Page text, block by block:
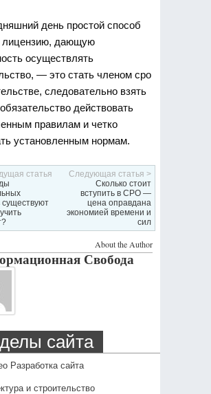
день простой способ
лицензию, дающую
осуществлять
— это стать членом сро
следовательно взять
действовать
правилам и четко
установленным нормам.
статья
существуют
Следующая статья >
Сколько стоит
вступить в СРО —
цена оправдана
экономией времени и
сил
About the Author
Свобода
сайта
Разработка сайта
и строительство